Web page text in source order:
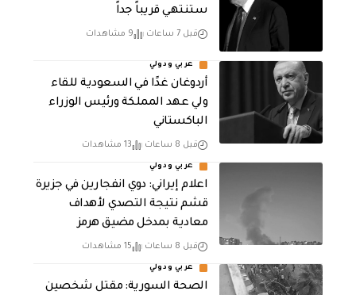
ستنتهي قريباً جداً
قبل 7 ساعات 9 مشاهدات
عربي ودولي
أردوغان غدًا في السعودية للقاء
ولي عهد المملكة ورئيس الوزراء
الباكستاني
قبل 8 ساعات 13 مشاهدات
عربي ودولي
اعلام إيراني: دوي انفجارين في جزيرة
قشم نتيجة التصدي لأهداف
معادية بمدخل مضيق هرمز
قبل 8 ساعات 15 مشاهدات
عربي ودولي
الصحة السورية: مقتل شخصين